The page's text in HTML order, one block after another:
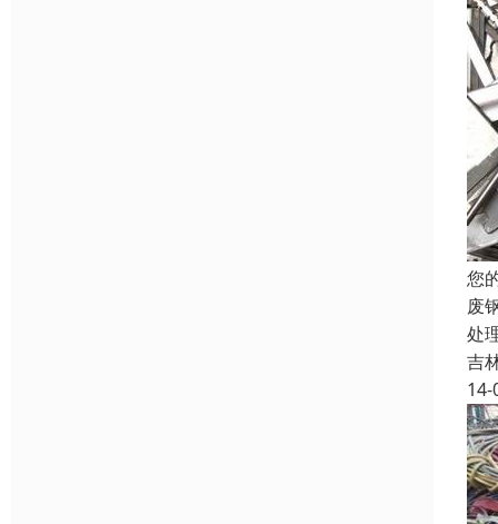
您
废
处
吉
14-